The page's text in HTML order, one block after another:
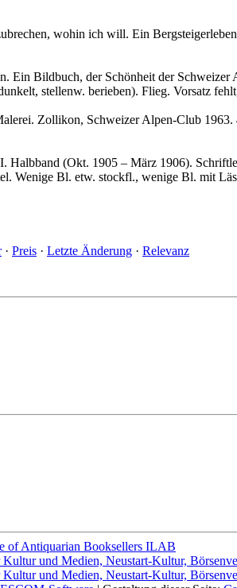
wohin ich will. Ein
Ein Bildbuch, der Schönheit der
stellenw. berieben). Flieg. Vorsatz
Zollikon, Schweizer Alpen-Club
Halbband (Okt. 1905 – März 1906).
Wenige Bl. etw. stockfl., wenige Bl. mit
· Preis · Letzte Änderung · Relevanz